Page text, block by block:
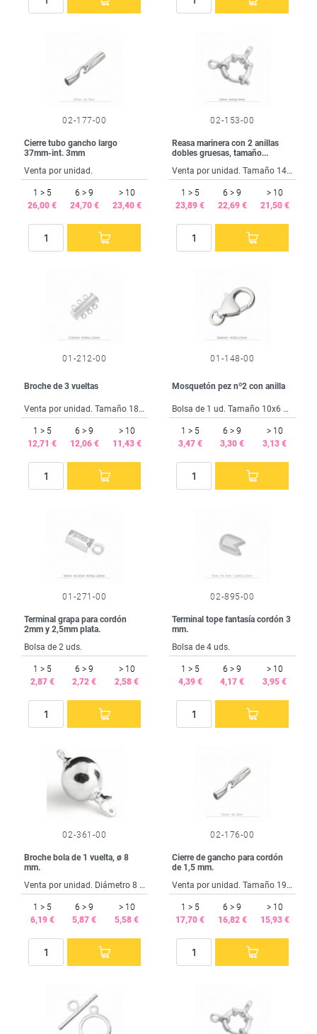
02-177-00
Cierre tubo gancho largo
37mm-int. 3mm
Venta por unidad.
1 > 5
26,00 €
6 > 9
24,70 €
> 10
23,40 €
02-153-00
Reasa marinera con 2 anillas
dobles gruesas, tamaño...
Venta por unidad. Tamaño 14 mm.
1 > 5
23,89 €
6 > 9
22,69 €
> 10
21,50 €
01-212-00
Broche de 3 vueltas
Venta por unidad. Tamaño 18x6 mm.
1 > 5
12,71 €
6 > 9
12,06 €
> 10
11,43 €
01-148-00
Mosquetón pez nº2 con anilla
Bolsa de 1 ud. Tamaño 10x6 mm.
1 > 5
3,47 €
6 > 9
3,30 €
> 10
3,13 €
01-271-00
Terminal grapa para cordón
2mm y 2,5mm plata.
Bolsa de 2 uds.
1 > 5
2,87 €
6 > 9
2,72 €
> 10
2,58 €
02-895-00
Terminal tope fantasía cordón 3
mm.
Bolsa de 4 uds.
1 > 5
4,39 €
6 > 9
4,17 €
> 10
3,95 €
02-361-00
Broche bola de 1 vuelta, ø 8
mm.
Venta por unidad. Diámetro 8 mm.
1 > 5
6,19 €
6 > 9
5,87 €
> 10
5,58 €
02-176-00
Cierre de gancho para cordón
de 1,5 mm.
Venta por unidad. Tamaño 19x7 mm. Taladro 2,4 mm. Cordón de 1,5 mm.
1 > 5
17,70 €
6 > 9
16,82 €
> 10
15,93 €